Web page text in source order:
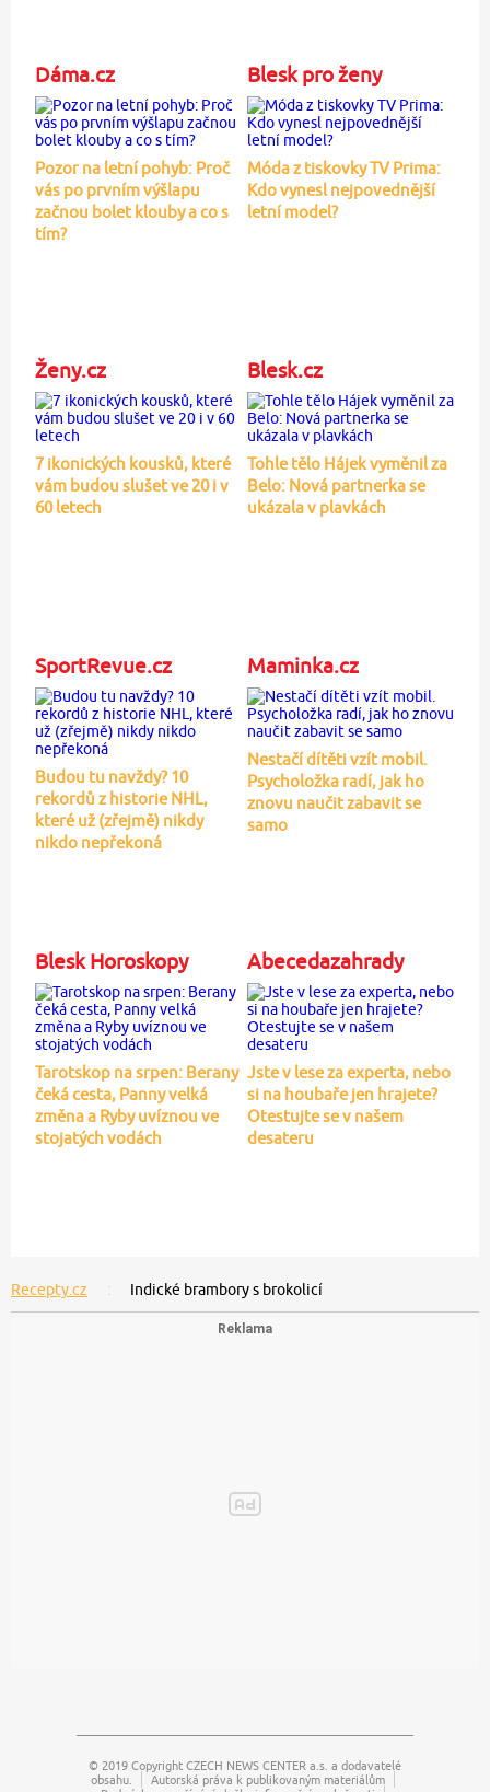
Dáma.cz
Pozor na letní pohyb: Proč
vás po prvním výšlapu
začnou bolet klouby a co s
tím?
Blesk pro ženy
Móda z tiskovky TV Prima:
Kdo vynesl nejpovednější
letní model?
Ženy.cz
7 ikonických kousků, které
vám budou slušet ve 20 i v
60 letech
Blesk.cz
Tohle tělo Hájek vyměnil za
Belo: Nová partnerka se
ukázala v plavkách
SportRevue.cz
Budou tu navždy? 10
rekordů z historie NHL,
které už (zřejmě) nikdy
nikdo nepřekoná
Maminka.cz
Nestačí dítěti vzít mobil.
Psycholožka radí, jak ho
znovu naučit zabavit se
samo
Blesk Horoskopy
Tarotskop na srpen: Berany
čeká cesta, Panny velká
změna a Ryby uvíznou ve
stojatých vodách
Abecedazahrady
Jste v lese za experta, nebo
si na houbaře jen hrajete?
Otestujte se v našem
desateru
Recepty.cz Indické brambory s brokolicí
© 2019 Copyright CZECH NEWS CENTER a.s. a dodavatelé
obsahu.
Autorská práva k publikovaným materiálům